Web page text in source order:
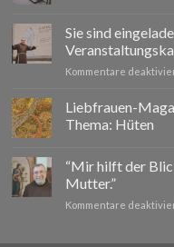
Sie sind
Kommentare
Liebfrauen-
Thema: Hüten
“Mir hilft der
Mutter.”
Kommentare